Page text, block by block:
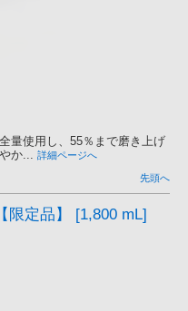
量使用し、55％まで磨き上げ
か... 詳細ページへ
先頭へ
限定品】 [1,800 mL]